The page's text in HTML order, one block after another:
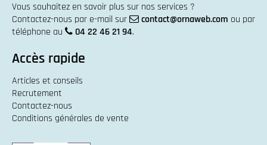
Vous souhaitez en savoir plus sur nos services ?
Contactez-nous par e-mail sur
contact@ornaweb.com ou par
téléphone au
04 22 46 21 94.
Accès rapide
Articles et conseils
Recrutement
Contactez-nous
Conditions générales de vente